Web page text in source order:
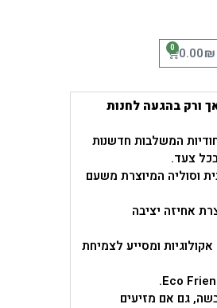
0.00₪
0
ורק בהגעה לחנות
המשלבות חדשנות
צעד.
וסוליה המיוצרת משעם
אחיזה יציבה
ומסייע לצמיחת
גם אם מזיעים